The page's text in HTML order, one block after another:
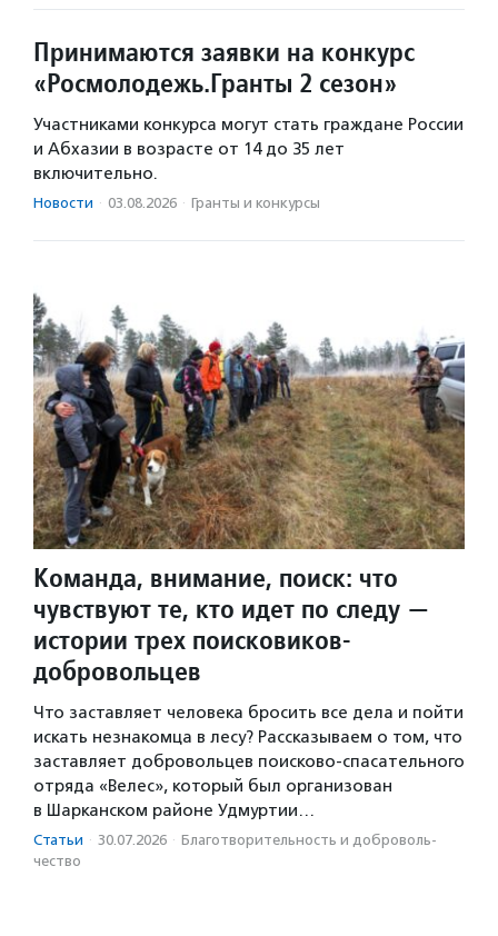
Принимаются заявки на конкурс
«Росмолодежь.Гранты 2 сезон»
Участниками конкурса могут стать граждане России
и Абхазии в возрасте от 14 до 35 лет
включительно.
Новости · 03.08.2026 · Гранты и конкурсы
Команда, внимание, поиск: что
чувствуют те, кто идет по следу —
истории трех поисковиков-
добровольцев
Что заставляет человека бросить все дела и пойти
искать незнакомца в лесу? Рассказываем о том, что
заставляет добровольцев поисково-спасательного
отряда «Велес», который был организован
в Шарканском районе Удмуртии…
Статьи · 30.07.2026 · Благотвори­тель­ность и доброволь­
чест­во